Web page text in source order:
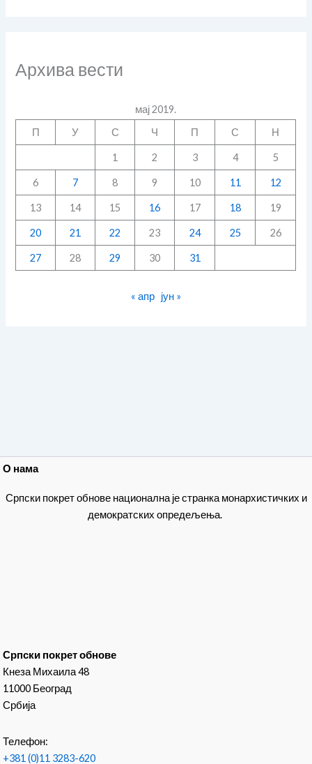
Архива вести
мај 2019.
П
У С Ч П С Н
1 2 3 4 5
6 7 8 9 10 11 12
13 14 15 16 17 18 19
20 21 22 23 24 25 26
27 28 29 30 31
« апр јун »
О нама
Српски покрет обнове национална је странка монархистичких и
демократских опредељења.
Српски покрет обнове
Кнеза Михаила 48
11000 Београд
Србија
Телефон:
+381 (0)11 3283-620